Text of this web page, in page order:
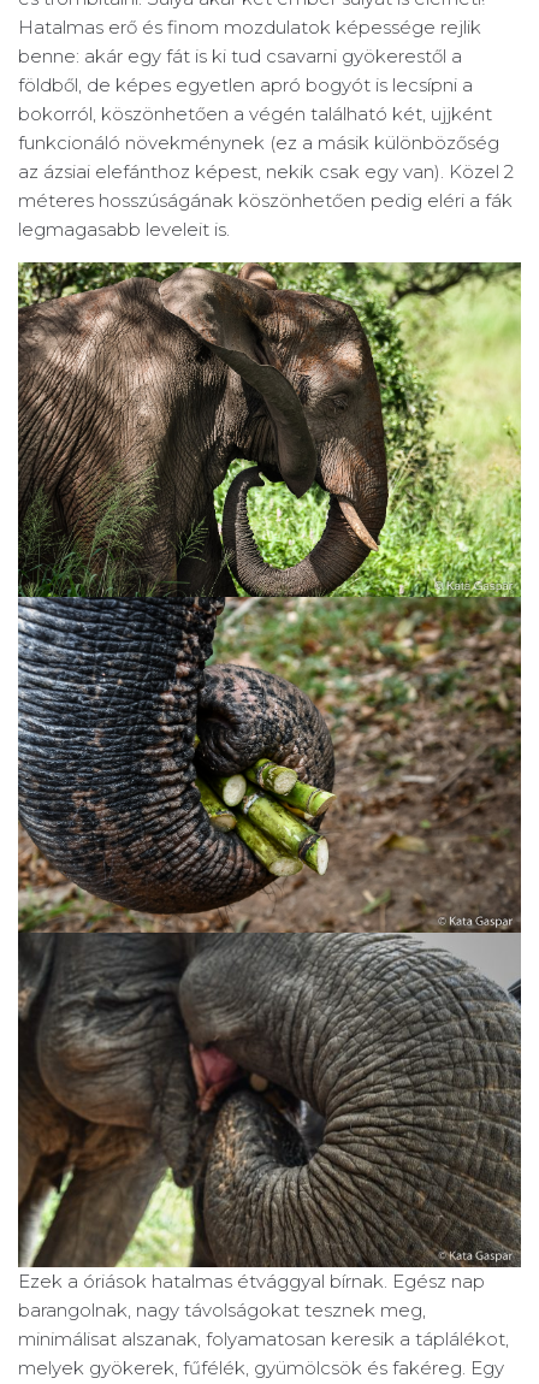
Hatalmas erő és finom mozdulatok képessége rejlik
benne: akár egy fát is ki tud csavarni gyökerestől a
földből, de képes egyetlen apró bogyót is lecsípni a
bokorról, köszönhetően a végén található két, ujjként
funkcionáló növekménynek (ez a másik különbözőség
az ázsiai elefánthoz képest, nekik csak egy van). Közel 2
méteres hosszúságának köszönhetően pedig eléri a fák
legmagasabb leveleit is.
Ezek a óriások hatalmas étvággyal bírnak. Egész nap
barangolnak, nagy távolságokat tesznek meg,
minimálisat alszanak, folyamatosan keresik a táplálékot,
melyek gyökerek, fűfélék, gyümölcsök és fakéreg. Egy